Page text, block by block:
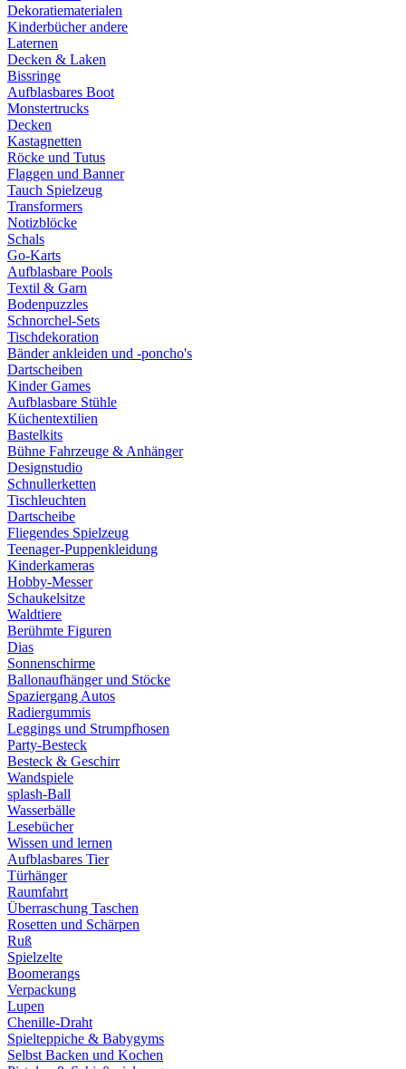
Dekoratiematerialen
Kinderbücher andere
Laternen
Decken & Laken
Bissringe
Aufblasbares Boot
Monstertrucks
Decken
Kastagnetten
Röcke und Tutus
Flaggen und Banner
Tauch Spielzeug
Transformers
Notizblöcke
Schals
Go-Karts
Aufblasbare Pools
Textil & Garn
Bodenpuzzles
Schnorchel-Sets
Tischdekoration
Bänder ankleiden und -poncho's
Dartscheiben
Kinder Games
Aufblasbare Stühle
Küchentextilien
Bastelkits
Bühne Fahrzeuge & Anhänger
Designstudio
Schnullerketten
Tischleuchten
Dartscheibe
Fliegendes Spielzeug
Teenager-Puppenkleidung
Kinderkameras
Hobby-Messer
Schaukelsitze
Waldtiere
Berühmte Figuren
Dias
Sonnenschirme
Ballonaufhänger und Stöcke
Spaziergang Autos
Radiergummis
Leggings und Strumpfhosen
Party-Besteck
Besteck & Geschirr
Wandspiele
splash-Ball
Wasserbälle
Lesebücher
Wissen und lernen
Aufblasbares Tier
Türhänger
Raumfahrt
Überraschung Taschen
Rosetten und Schärpen
Ruß
Spielzelte
Boomerangs
Verpackung
Lupen
Chenille-Draht
Spielteppiche & Babygyms
Selbst Backen und Kochen